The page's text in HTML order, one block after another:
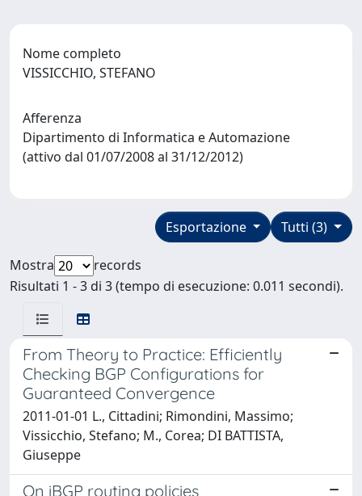
Nome completo
VISSICCHIO, STEFANO
Afferenza
Dipartimento di Informatica e Automazione
(attivo dal 01/07/2008 al 31/12/2012)
Tutti (3)
Esportazione
Mostra
records
Risultati 1 - 3 di 3 (tempo di esecuzione: 0.011 secondi).
From Theory to Practice: Efficiently
Checking BGP Configurations for
Guaranteed Convergence
2011-01-01 L., Cittadini; Rimondini, Massimo;
Vissicchio, Stefano; M., Corea; DI BATTISTA,
Giuseppe
On iBGP routing policies